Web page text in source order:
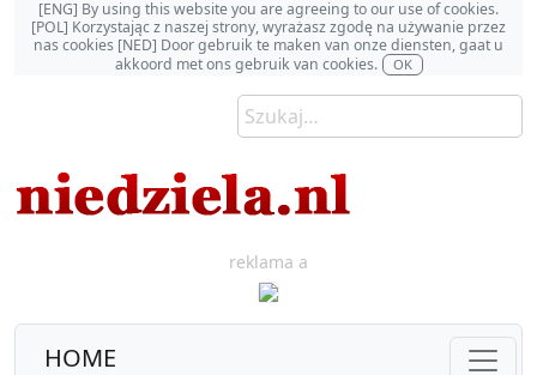
[ENG] By using this website you are agreeing to our use of cookies.
[POL] Korzystając z naszej strony, wyrażasz zgodę na używanie przez
nas cookies [NED] Door gebruik te maken van onze diensten, gaat u
akkoord met ons gebruik van cookies.
OK
reklama a
HOME